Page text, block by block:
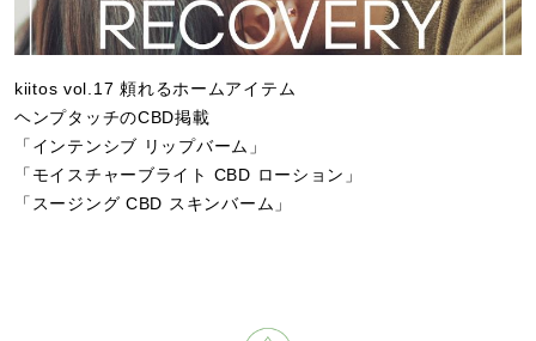
kiitos vol.17 頼れるホームアイテム
ヘンプタッチのCBD掲載
「インテンシブ リップバーム」
「モイスチャーブライト CBD ローション」
「スージング CBD スキンバーム」